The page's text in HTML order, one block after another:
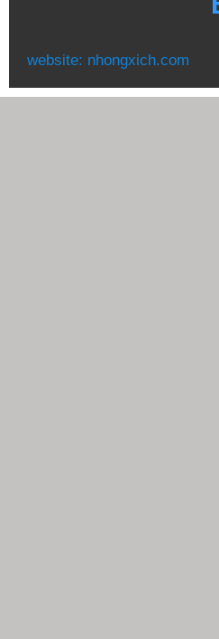
website: nhongxich.com